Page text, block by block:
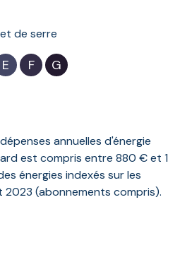
de serre
E F G
annuelles d'énergie
est compris entre 880 € et 1
énergies indexés sur les
2023 (abonnements compris).